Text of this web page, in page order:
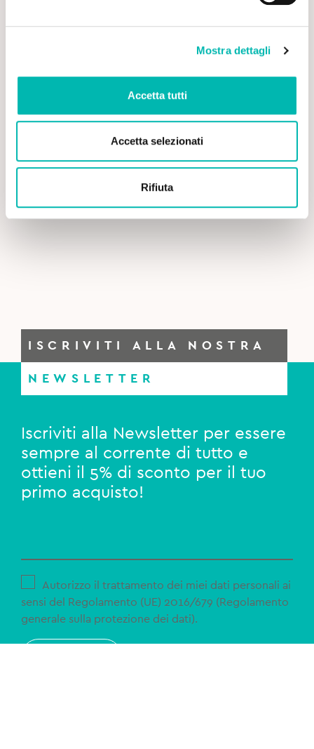
Mostra dettagli
Accetta tutti
Accetta selezionati
Rifiuta
ISCRIVITI ALLA NOSTRA
NEWSLETTER
Iscriviti alla Newsletter per essere
sempre al corrente di tutto e
ottieni il 5% di sconto per il tuo
primo acquisto!
Autorizzo il trattamento dei miei dati personali ai
sensi del Regolamento (UE) 2016/679 (Regolamento
generale sulla protezione dei dati).